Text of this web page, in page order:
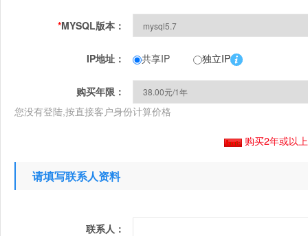
*MYSQL版本：
IP地址： 共享IP 独立IP
购买年限：
您没有登陆,按直接客户身份计算价格
购买2年或以
请填写联系人资料
联系人：